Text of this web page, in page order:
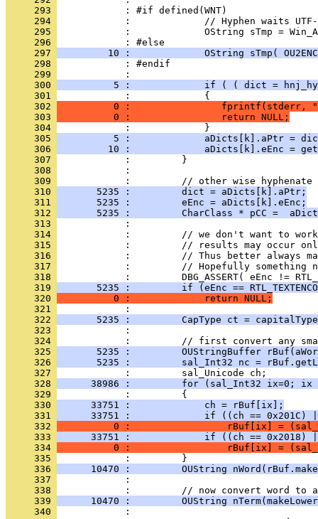
     293
     294
     295
     296
     297
10 :             OString sTmp(
     298
     299
     300
5 :             if ( ( dict =
     301
     302
0 :                fprintf(stderr,
     303
          0 :                return NULL;
     304
     305
5 :             aDicts[k].aPtr =
     306
10 :             aDicts[k].eEnc =
     307
     308
     309
     310
       5235 :         dict = aDicts[k].aPtr;
     311
       5235 :         eEnc = aDicts[k].eEnc;
     312
5235 :         CharClass * pCC =
     313
     314
     315
     316
     317
     318
     319
5235 :         if (eEnc ==
     320
          0 :             return NULL;
     321
     322
5235 :         CapType ct =
     323
     324
     325
5235 :         OUStringBuffer
     326
5235 :         sal_Int32 nc =
     327
     328
38986 :         for (sal_Int32 ix=0; ix
     329
     330
      33751 :             ch = rBuf[ix];
     331
33751 :             if ((ch == 0x201C)
     332
0 :                 rBuf[ix] =
     333
33751 :             if ((ch == 0x2018)
     334
0 :                 rBuf[ix] =
     335
     336
10470 :         OUString
     337
     338
     339
10470 :         OUString
     340